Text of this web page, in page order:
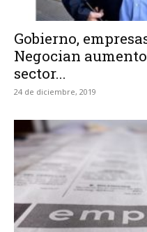
Gobierno,
Negocian
sector...
24 de diciembre, 2019